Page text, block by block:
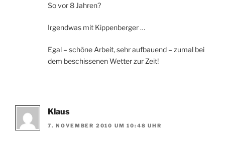
So vor 8 Jahren?
Irgendwas mit Kippenberger …
Egal – schöne Arbeit, sehr aufbauend – zumal bei
dem beschissenen Wetter zur Zeit!
Klaus
7. NOVEMBER 2010 UM 10:48 UHR